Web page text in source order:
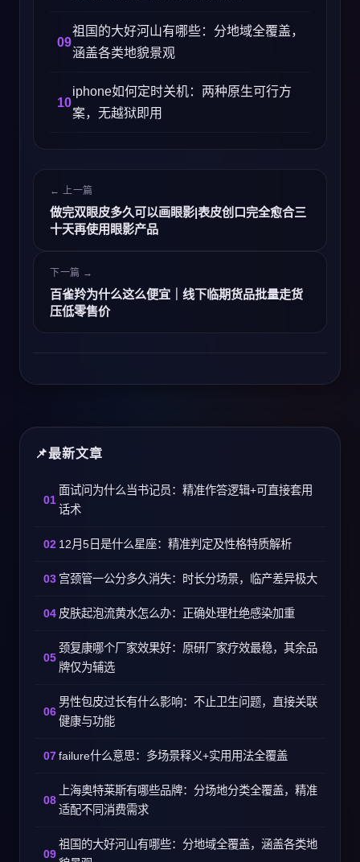
祖国的大好河山有哪些：分地域全覆盖，
涵盖各类地貌景观
iphone如何定时关机：两种原生可行方
案，无越狱即用
← 上一篇
做完双眼皮多久可以画眼影|表皮创口完全愈合三
十天再使用眼影产品
下一篇 →
百雀羚为什么这么便宜｜线下临期货品批量走货
压低零售价
最新文章
面试问为什么当书记员：精准作答逻辑+可直接套用
话术
12月5日是什么星座：精准判定及性格特质解析
宫颈管一公分多久消失：时长分场景，临产差异极大
皮肤起泡流黄水怎么办：正确处理杜绝感染加重
颈复康哪个厂家效果好：原研厂家疗效最稳，其余品
牌仅为辅选
男性包皮过长有什么影响：不止卫生问题，直接关联
健康与功能
failure什么意思：多场景释义+实用用法全覆盖
上海奥特莱斯有哪些品牌：分场地分类全覆盖，精准
适配不同消费需求
祖国的大好河山有哪些：分地域全覆盖，涵盖各类地